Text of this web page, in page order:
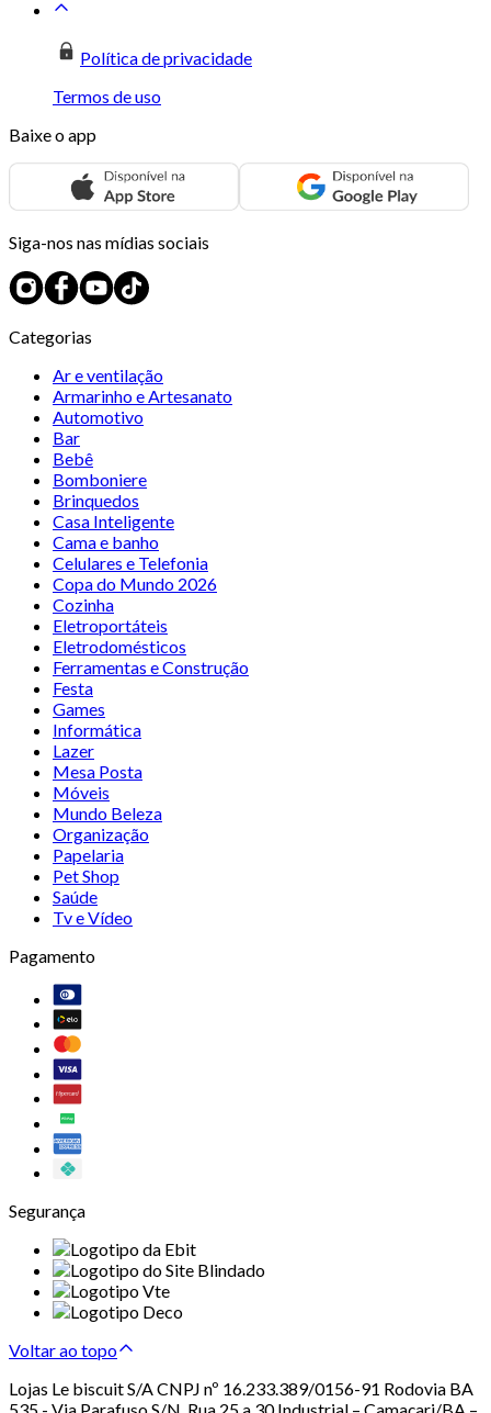
Política de privacidade
Termos de uso
Baixe o app
Siga-nos nas mídias sociais
Categorias
Ar e ventilação
Armarinho e Artesanato
Automotivo
Bar
Bebê
Bomboniere
Brinquedos
Casa Inteligente
Cama e banho
Celulares e Telefonia
Copa do Mundo 2026
Cozinha
Eletroportáteis
Eletrodomésticos
Ferramentas e Construção
Festa
Games
Informática
Lazer
Mesa Posta
Móveis
Mundo Beleza
Organização
Papelaria
Pet Shop
Saúde
Tv e Vídeo
Pagamento
Segurança
Voltar ao topo
Lojas Le biscuit S/A CNPJ nº 16.233.389/0156-91 Rodovia BA